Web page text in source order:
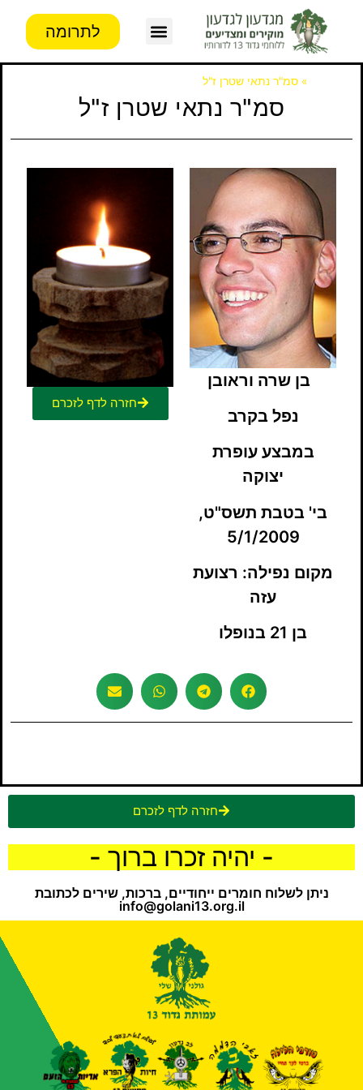
לתרומה
» סמ"ר נתאי שטרן ז"ל
סמ"ר נתאי שטרן ז"ל
בן שרה וראובן
נפל בקרב
במבצע עופרת
יצוקה
בי' בטבת תשס"ט,
5/1/2009
מקום נפילה: רצועת
עזה
בן 21 בנופלו
חזרה לדף לזכרם
חזרה לדף לזכרם
- יהיה זכרו ברוך -
ניתן לשלוח חומרים ייחודיים, ברכות, שירים לכתובת
info@golani13.org.il